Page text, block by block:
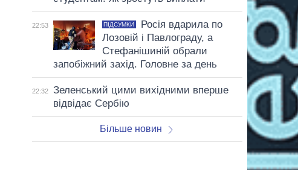
22:53 ПІДСУМКИ
Росія вдарила по
Лозовій і Павлограду, а
Стефанішиній обрали
запобіжний захід. Головне за день
22:32
Зеленський цими вихідними вперше
відвідає Сербію
Більше новин